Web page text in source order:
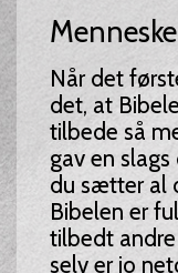
Når det
det, at
tilbede så
gav en
du sætter al
Bibelen er
tilbedt
selv er jo